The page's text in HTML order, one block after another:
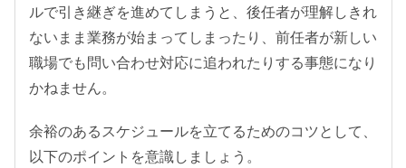
ルで引き継ぎを進めてしまうと、後任者が理解しきれ
ないまま業務が始まってしまったり、前任者が新しい
職場でも問い合わせ対応に追われたりする事態になり
かねません。
余裕のあるスケジュールを立てるためのコツとして、
以下のポイントを意識しましょう。